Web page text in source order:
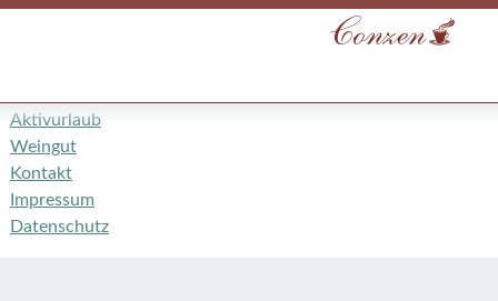
Start
Aktivurlaub
Weingut
Kontakt
Impressum
Datenschutz